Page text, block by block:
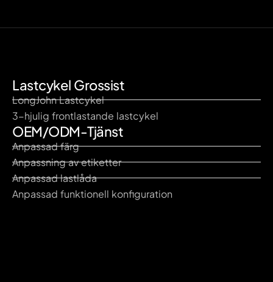
Lastcykel Grossist
LongJohn Lastcykel
3-hjulig frontlastande lastcykel
OEM/ODM-Tjänst
Anpassad färg
Anpassning av etiketter
Anpassad lastlåda
Anpassad funktionell konfiguration